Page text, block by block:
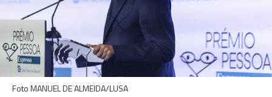
Foto MANUEL DE ALMEIDA/LUSA